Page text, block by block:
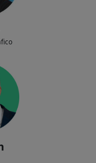
parceiros estratégicos